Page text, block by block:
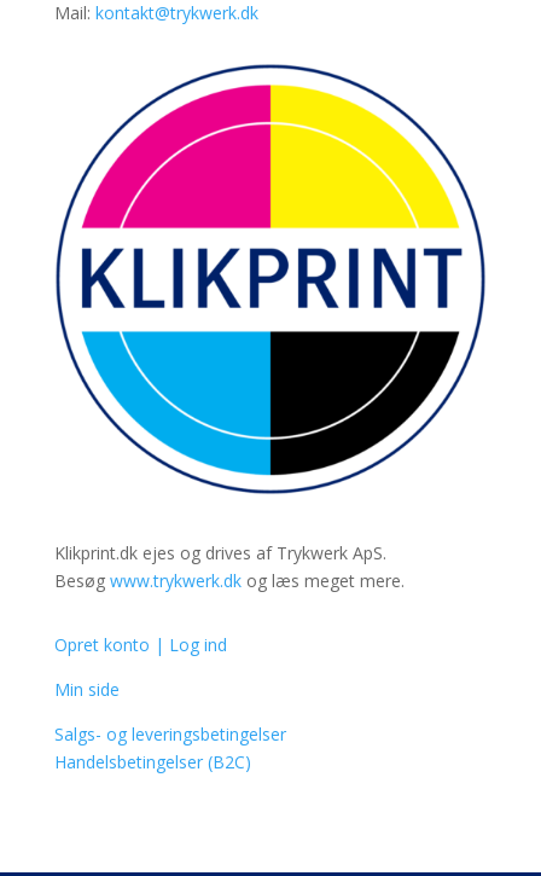
Mail: kontakt@trykwerk.dk
Klikprint.dk ejes og drives af Trykwerk ApS.
Besøg www.trykwerk.dk og læs meget mere.
Opret konto | Log ind
Min side
Salgs- og leveringsbetingelser
Handelsbetingelser (B2C)